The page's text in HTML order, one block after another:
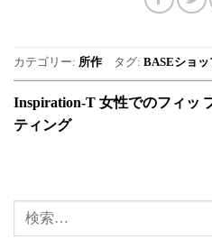
カテゴリー: 所作 タグ: BASEショッ
Inspiration-T 女性でのフィッ
ティング